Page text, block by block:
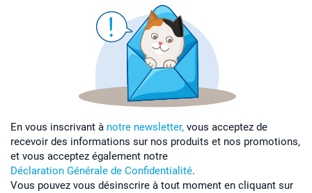
En vous inscrivant à notre newsletter, vous acceptez de
recevoir des informations sur nos produits et nos promotions,
et vous acceptez également notre
Déclaration Générale de Confidentialité.
Vous pouvez vous désinscrire à tout moment en cliquant sur